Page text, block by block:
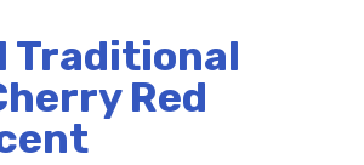
Traditional
Red